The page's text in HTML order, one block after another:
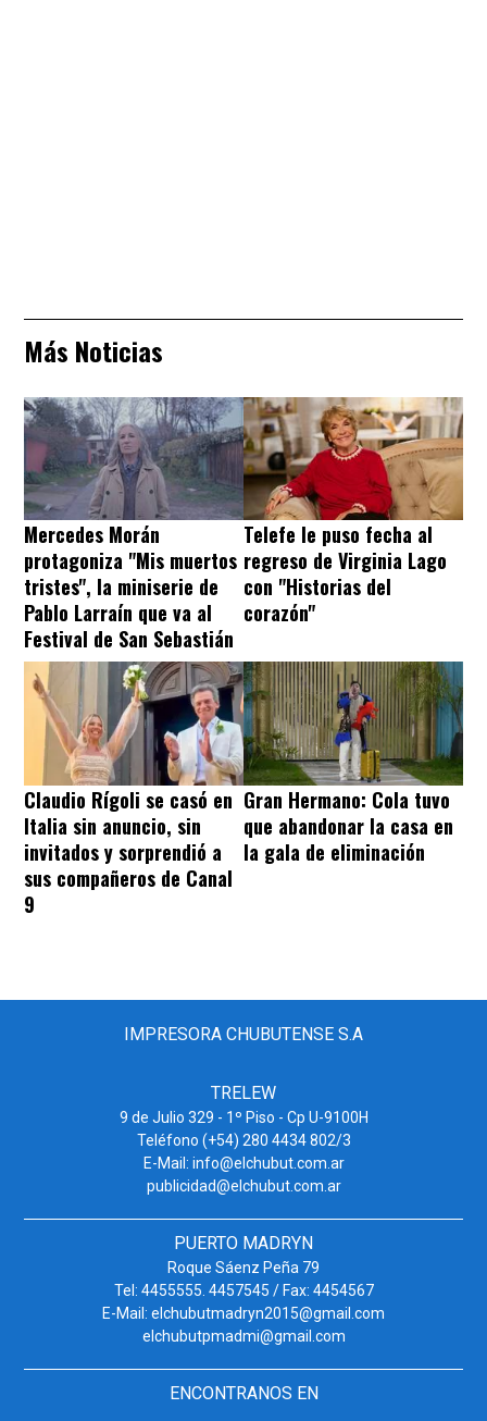
Más Noticias
Mercedes Morán
protagoniza "Mis muertos
tristes", la miniserie de
Pablo Larraín que va al
Festival de San Sebastián
Telefe le puso fecha al
regreso de Virginia Lago
con "Historias del
corazón"
Claudio Rígoli se casó en
Italia sin anuncio, sin
invitados y sorprendió a
sus compañeros de Canal
9
Gran Hermano: Cola tuvo
que abandonar la casa en
la gala de eliminación
IMPRESORA CHUBUTENSE S.A
TRELEW
9 de Julio 329 - 1º Piso - Cp U-9100H
Teléfono (+54) 280 4434 802/3
E-Mail: info@elchubut.com.ar
publicidad@elchubut.com.ar
PUERTO MADRYN
Roque Sáenz Peña 79
Tel: 4455555. 4457545 / Fax: 4454567
E-Mail: elchubutmadryn2015@gmail.com
elchubutpmadmi@gmail.com
ENCONTRANOS EN